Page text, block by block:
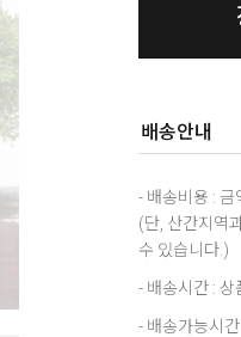
배송안내
- 배송비용 :
(단, 산간지역
수 있습니다.)
- 배송시간 :
- 배송가능시